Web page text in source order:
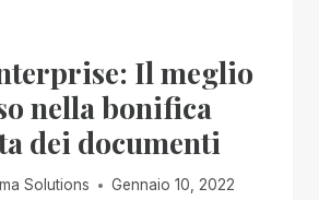
Il meglio
nella bonifica
dei documenti
Solutions Gennaio 10, 2022